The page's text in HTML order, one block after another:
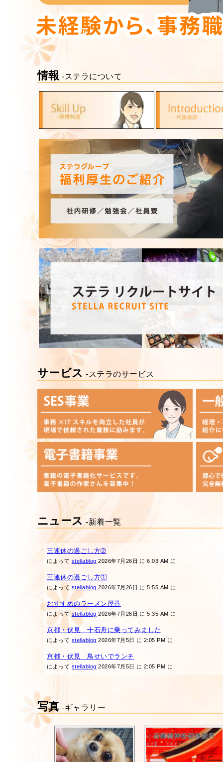
情報 -ステラについて
サービス -ステラのサービス
ニュース -新着一覧
三連休の過ごし方➁
によって stellablog 2026年7月26日 に 6:03 AM に
三連休の過ごし方①
によって stellablog 2026年7月26日 に 5:55 AM に
おすすめのラーメン屋🍜
によって stellablog 2026年7月26日 に 5:35 AM に
京都・伏見 十石舟に乗ってみました
によって stellablog 2026年7月5日 に 2:05 PM に
京都・伏見 鳥せいでランチ
によって stellablog 2026年7月5日 に 2:05 PM に
写真 -ギャラリー